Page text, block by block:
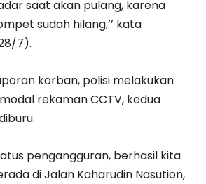
saat akan pulang, karena
sudah hilang,’’ kata
7).
korban, polisi melakukan
rekaman CCTV, kedua
pengangguran, berhasil kita
di Jalan Kaharudin Nasution,